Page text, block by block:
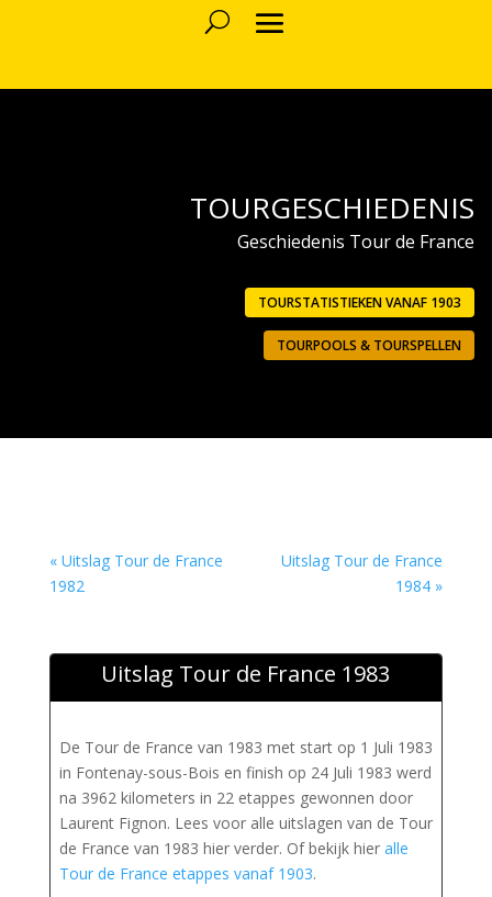
TOURGESCHIEDENIS
Geschiedenis Tour de France
TOURSTATISTIEKEN VANAF 1903
TOURPOOLS & TOURSPELLEN
« Uitslag Tour de France
1982
Uitslag Tour de France
1984 »
Uitslag Tour de France 1983
De Tour de France van 1983 met start op 1 Juli 1983
in Fontenay-sous-Bois en finish op 24 Juli 1983 werd
na 3962 kilometers in 22 etappes gewonnen door
Laurent Fignon. Lees voor alle uitslagen van de Tour
de France van 1983 hier verder. Of bekijk hier alle
Tour de France etappes vanaf 1903.